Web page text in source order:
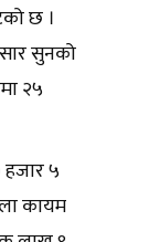
छ ।
सुनको
२५
५
कायम